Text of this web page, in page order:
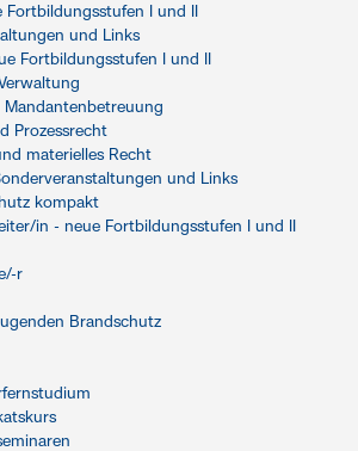
I und II
und Links
Fortbildungsstufen I und II
Mandantenbetreuung
Prozessrecht
materielles Recht
und Links
kompakt
in - neue Fortbildungsstufen I und II
r
Brandschutz